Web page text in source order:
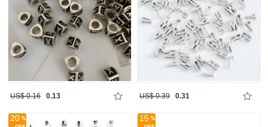
US$ 0.16 0.13 US$ 0.39 0.31
20 15